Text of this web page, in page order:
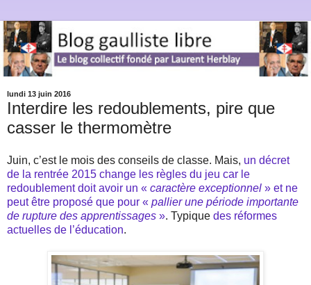
lundi 13 juin 2016
Interdire les redoublements, pire que
casser le thermomètre
Juin, c’est le mois des conseils de classe. Mais, un décret
de la rentrée 2015 change les règles du jeu car le
redoublement doit avoir un « caractère exceptionnel » et ne
peut être proposé que pour « pallier une période importante
de rupture des apprentissages ». Typique des réformes
actuelles de l’éducation.